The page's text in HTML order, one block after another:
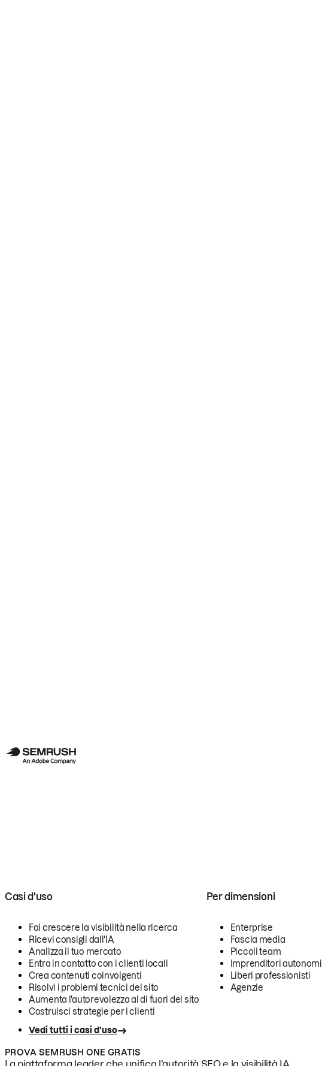
Casi d'uso
Fai crescere la visibilità nella ricerca
Ricevi consigli dall'IA
Analizza il tuo mercato
Entra in contatto con i clienti locali
Crea contenuti coinvolgenti
Risolvi i problemi tecnici del sito
Aumenta l'autorevolezza al di fuori del sito
Costruisci strategie per i clienti
Vedi tutti i casi d'uso
Per dimensioni
Enterprise
Fascia media
Piccoli team
Imprenditori autonomi
Liberi professionisti
Agenzie
PROVA SEMRUSH ONE GRATIS
La piattaforma leader che unifica l'autorità SEO e la visibilità IA.